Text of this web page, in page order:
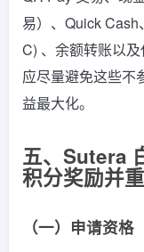
易）、Quick
C) 、余额转账以
应尽量避免这些不
益最大化。
五、Sutera
积分奖励并重
（一）申请资格